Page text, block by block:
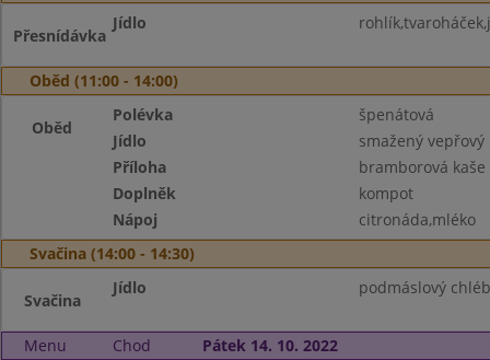
Přesnídávka
Jídlo
Oběd (11:00 - 14:00)
Oběd
Polévka
špenátová
Jídlo
smažený vepřový
Příloha
bramborová kaše
Doplněk
kompot
Nápoj
citronáda,mléko
Svačina (14:00 - 14:30)
Svačina
Jídlo podmáslový
Menu Chod
Pátek 14. 10. 2022